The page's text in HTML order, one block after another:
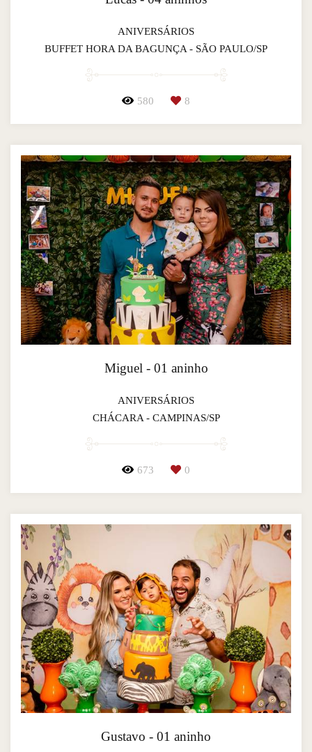
ANIVERSÁRIOS
BUFFET HORA DA BAGUNÇA - SÃO PAULO/SP
580 8
Miguel - 01 aninho
ANIVERSÁRIOS
CHÁCARA - CAMPINAS/SP
673 0
Gustavo - 01 aninho